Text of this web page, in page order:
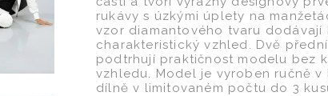
rukávy s úzkými úplety na
vzor diamantového tvaru dodávají
charakteristický vzhled. Dvě
podtrhují praktičnost modelu bez
vzhledu. Model je vyroben ručně v
dílně v limitovaném počtu do 3